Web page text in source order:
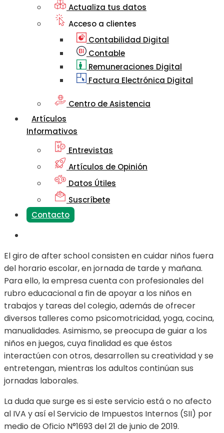
Actualiza tus datos
Acceso a clientes
Contabilidad Digital
Contable
Remuneraciones Digital
Factura Electrónica Digital
Centro de Asistencia
Artículos
Informativos
Entrevistas
Artículos de Opinión
Datos Útiles
Suscríbete
Contacto
El giro de after school consisten en cuidar niños fuera
del horario escolar, en jornada de tarde y mañana.
Para ello, la empresa cuenta con profesionales del
rubro educacional a fin de apoyar a los niños en
trabajos y tareas del colegio, además de ofrecer
diversos talleres como psicomotricidad, yoga, cocina,
manualidades. Asimismo, se preocupa de guiar a los
niños en juegos, cuya finalidad es que éstos
interactúen con otros, desarrollen su creatividad y se
entretengan, mientras los adultos continúan sus
jornadas laborales.
La duda que surge es si este servicio está o no afecto
al IVA y así el Servicio de Impuestos Internos (SII) por
medio de Oficio N°1693 del 21 de junio de 2019.